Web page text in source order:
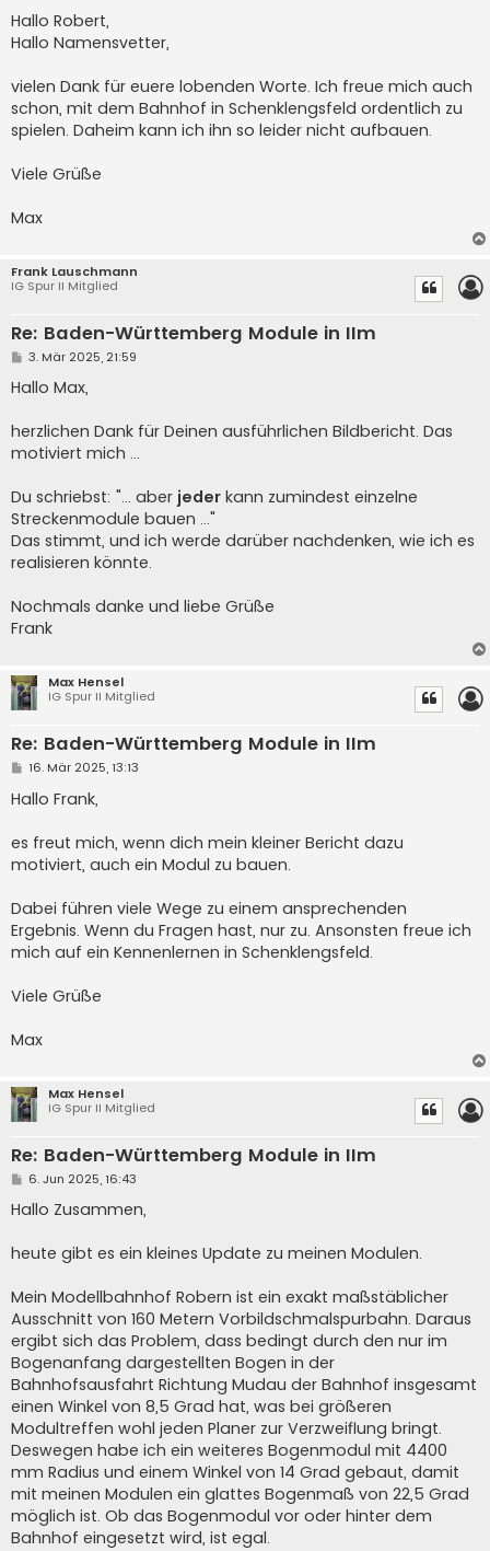
i
t
r
Hallo Robert,
Hallo Namensvetter,
vielen Dank für euere lobenden Worte. Ich freue mich auch
schon, mit dem Bahnhof in Schenklengsfeld ordentlich zu
spielen. Daheim kann ich ihn so leider nicht aufbauen.
Viele Grüße
Max
Frank Lauschmann
IG Spur II Mitglied
Re: Baden-Württemberg Module in IIm
B
i
t
a
g
3. Mär 2025, 21:59
Hallo Max,
herzlichen Dank für Deinen ausführlichen Bildbericht. Das
motiviert mich ...
Du schriebst: "... aber jeder kann zumindest einzelne
Streckenmodule bauen ..."
Das stimmt, und ich werde darüber nachdenken, wie ich es
realisieren könnte.
Nochmals danke und liebe Grüße
Frank
Max Hensel
IG Spur II Mitglied
Re: Baden-Württemberg Module in IIm
B
i
t
a
g
16. Mär 2025, 13:13
Hallo Frank,
es freut mich, wenn dich mein kleiner Bericht dazu
motiviert, auch ein Modul zu bauen.
Dabei führen viele Wege zu einem ansprechenden
Ergebnis. Wenn du Fragen hast, nur zu. Ansonsten freue ich
mich auf ein Kennenlernen in Schenklengsfeld.
Viele Grüße
Max
Max Hensel
IG Spur II Mitglied
Re: Baden-Württemberg Module in IIm
B
i
t
a
g
6. Jun 2025, 16:43
Hallo Zusammen,
heute gibt es ein kleines Update zu meinen Modulen.
Mein Modellbahnhof Robern ist ein exakt maßstäblicher
Ausschnitt von 160 Metern Vorbildschmalspurbahn. Daraus
ergibt sich das Problem, dass bedingt durch den nur im
Bogenanfang dargestellten Bogen in der
Bahnhofsausfahrt Richtung Mudau der Bahnhof insgesamt
einen Winkel von 8,5 Grad hat, was bei größeren
Modultreffen wohl jeden Planer zur Verzweiflung bringt.
Deswegen habe ich ein weiteres Bogenmodul mit 4400
mm Radius und einem Winkel von 14 Grad gebaut, damit
mit meinen Modulen ein glattes Bogenmaß von 22,5 Grad
möglich ist. Ob das Bogenmodul vor oder hinter dem
Bahnhof eingesetzt wird, ist egal.